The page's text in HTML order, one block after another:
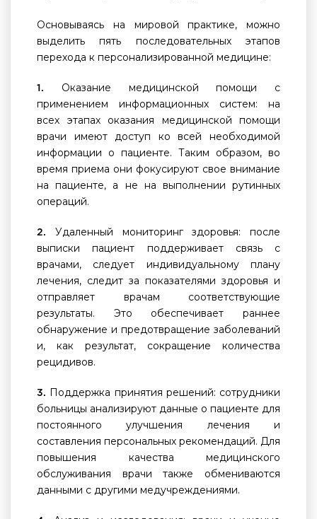
Основываясь на мировой практике, можно
выделить пять последовательных этапов
перехода к персонализированной медицине:
1.
Оказание медицинской помощи с
применением информационных систем: на
всех этапах оказания медицинской помощи
врачи имеют доступ ко всей необходимой
информации о пациенте. Таким образом, во
время приема они фокусируют свое внимание
на пациенте, а не на выполнении рутинных
операций.
2.
Удаленный мониторинг здоровья: после
выписки пациент поддерживает связь с
врачами, следует индивидуальному плану
лечения, следит за показателями здоровья и
отправляет врачам соответствующие
результаты. Это обеспечивает раннее
обнаружение и предотвращение заболеваний
и, как результат, сокращение количества
рецидивов.
3. Поддержка принятия решений: сотрудники
больницы анализируют данные о пациенте для
постоянного улучшения лечения и
составления персональных рекомендаций. Для
повышения качества медицинского
обслуживания врачи также обмениваются
данными с другими медучреждениями.